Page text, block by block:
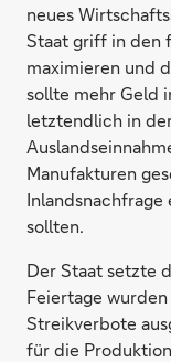
neues
Staat griff in den
maximieren und
sollte mehr Geld
letztendlich in
Manufakturen
Inlandsnachfrage
sollten.
Der Staat setzte
Feiertage
Streikverbote
für die